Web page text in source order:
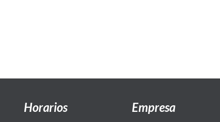
Horarios Empresa